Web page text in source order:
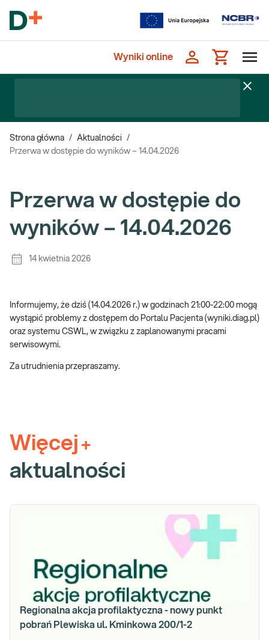
Wyniki online
Strona główna / Aktualności
/
Przerwa w dostępie do wyników – 14.04.2026
Przerwa w dostępie do
wyników – 14.04.2026
14 kwietnia 2026
Informujemy, że dziś (14.04.2026 r.) w godzinach 21:00-22:00 mogą
wystąpić problemy z dostępem do Portalu Pacjenta (wyniki.diag.pl)
oraz systemu CSWL, w związku z zaplanowanymi pracami
serwisowymi.
Za utrudnienia przepraszamy.
Więcej +
aktualności
Regionalna akcja profilaktyczna - nowy punkt
pobrań Plewiska ul. Kminkowa 200/1-2